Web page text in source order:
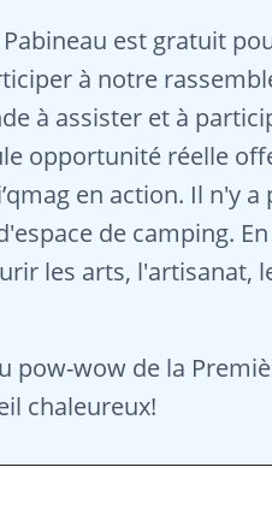
est gratuit
à notre
à assister et à
opportunité réelle
en action. Il n'y a
de camping.
les arts, l'artisanat,
pow-wow de la
chaleureux!